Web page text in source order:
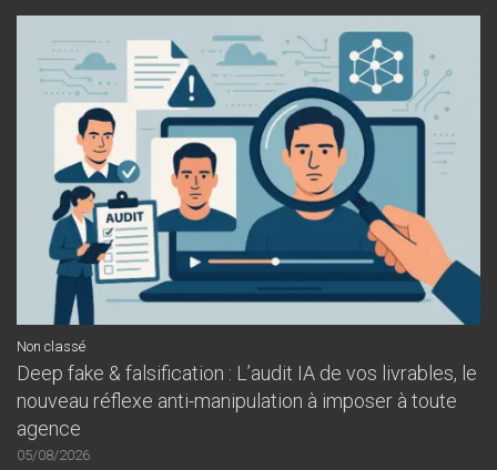
Non classé
Deep fake & falsification : L’audit IA de vos livrables, le
nouveau réflexe anti-manipulation à imposer à toute
agence
05/08/2026